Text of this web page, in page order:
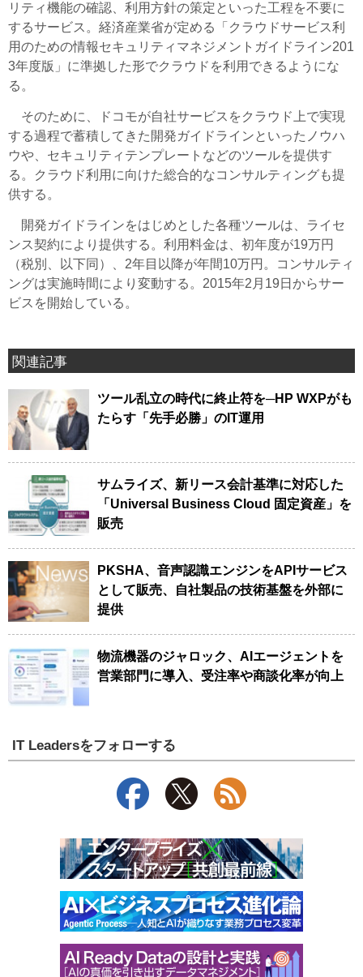
リティ機能の確認、利用方針の策定といった工程を不要に
するサービス。経済産業省が定める「クラウドサービス利
用のための情報セキュリティマネジメントガイドライン201
3年度版」に準拠した形でクラウドを利用できるようにな
る。
そのために、ドコモが自社サービスをクラウド上で実現
する過程で蓄積してきた開発ガイドラインといったノウハ
ウや、セキュリティテンプレートなどのツールを提供す
る。クラウド利用に向けた総合的なコンサルティングも提
供する。
開発ガイドラインをはじめとした各種ツールは、ライセ
ンス契約により提供する。利用料金は、初年度が19万円
（税別、以下同）、2年目以降が年間10万円。コンサルティ
ングは実施時間により変動する。2015年2月19日からサー
ビスを開始している。
関連記事
ツール乱立の時代に終止符を─HP WXPがも
たらす「先手必勝」のIT運用
サムライズ、新リース会計基準に対応した
「Universal Business Cloud 固定資産」を
販売
PKSHA、音声認識エンジンをAPIサービス
として販売、自社製品の技術基盤を外部に
提供
物流機器のジャロック、AIエージェントを
営業部門に導入、受注率や商談化率が向上
IT Leadersをフォローする